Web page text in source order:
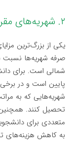
۲. شهریه‌های مقرون به صرفه
یکی از بزرگ‌ترین
صرفه شهریه‌ها نسبت
شمالی است. برای
پایین است و در برخی
شهریه‌هایی که به
تحصیل کنند.
متعددی برای
به کاهش